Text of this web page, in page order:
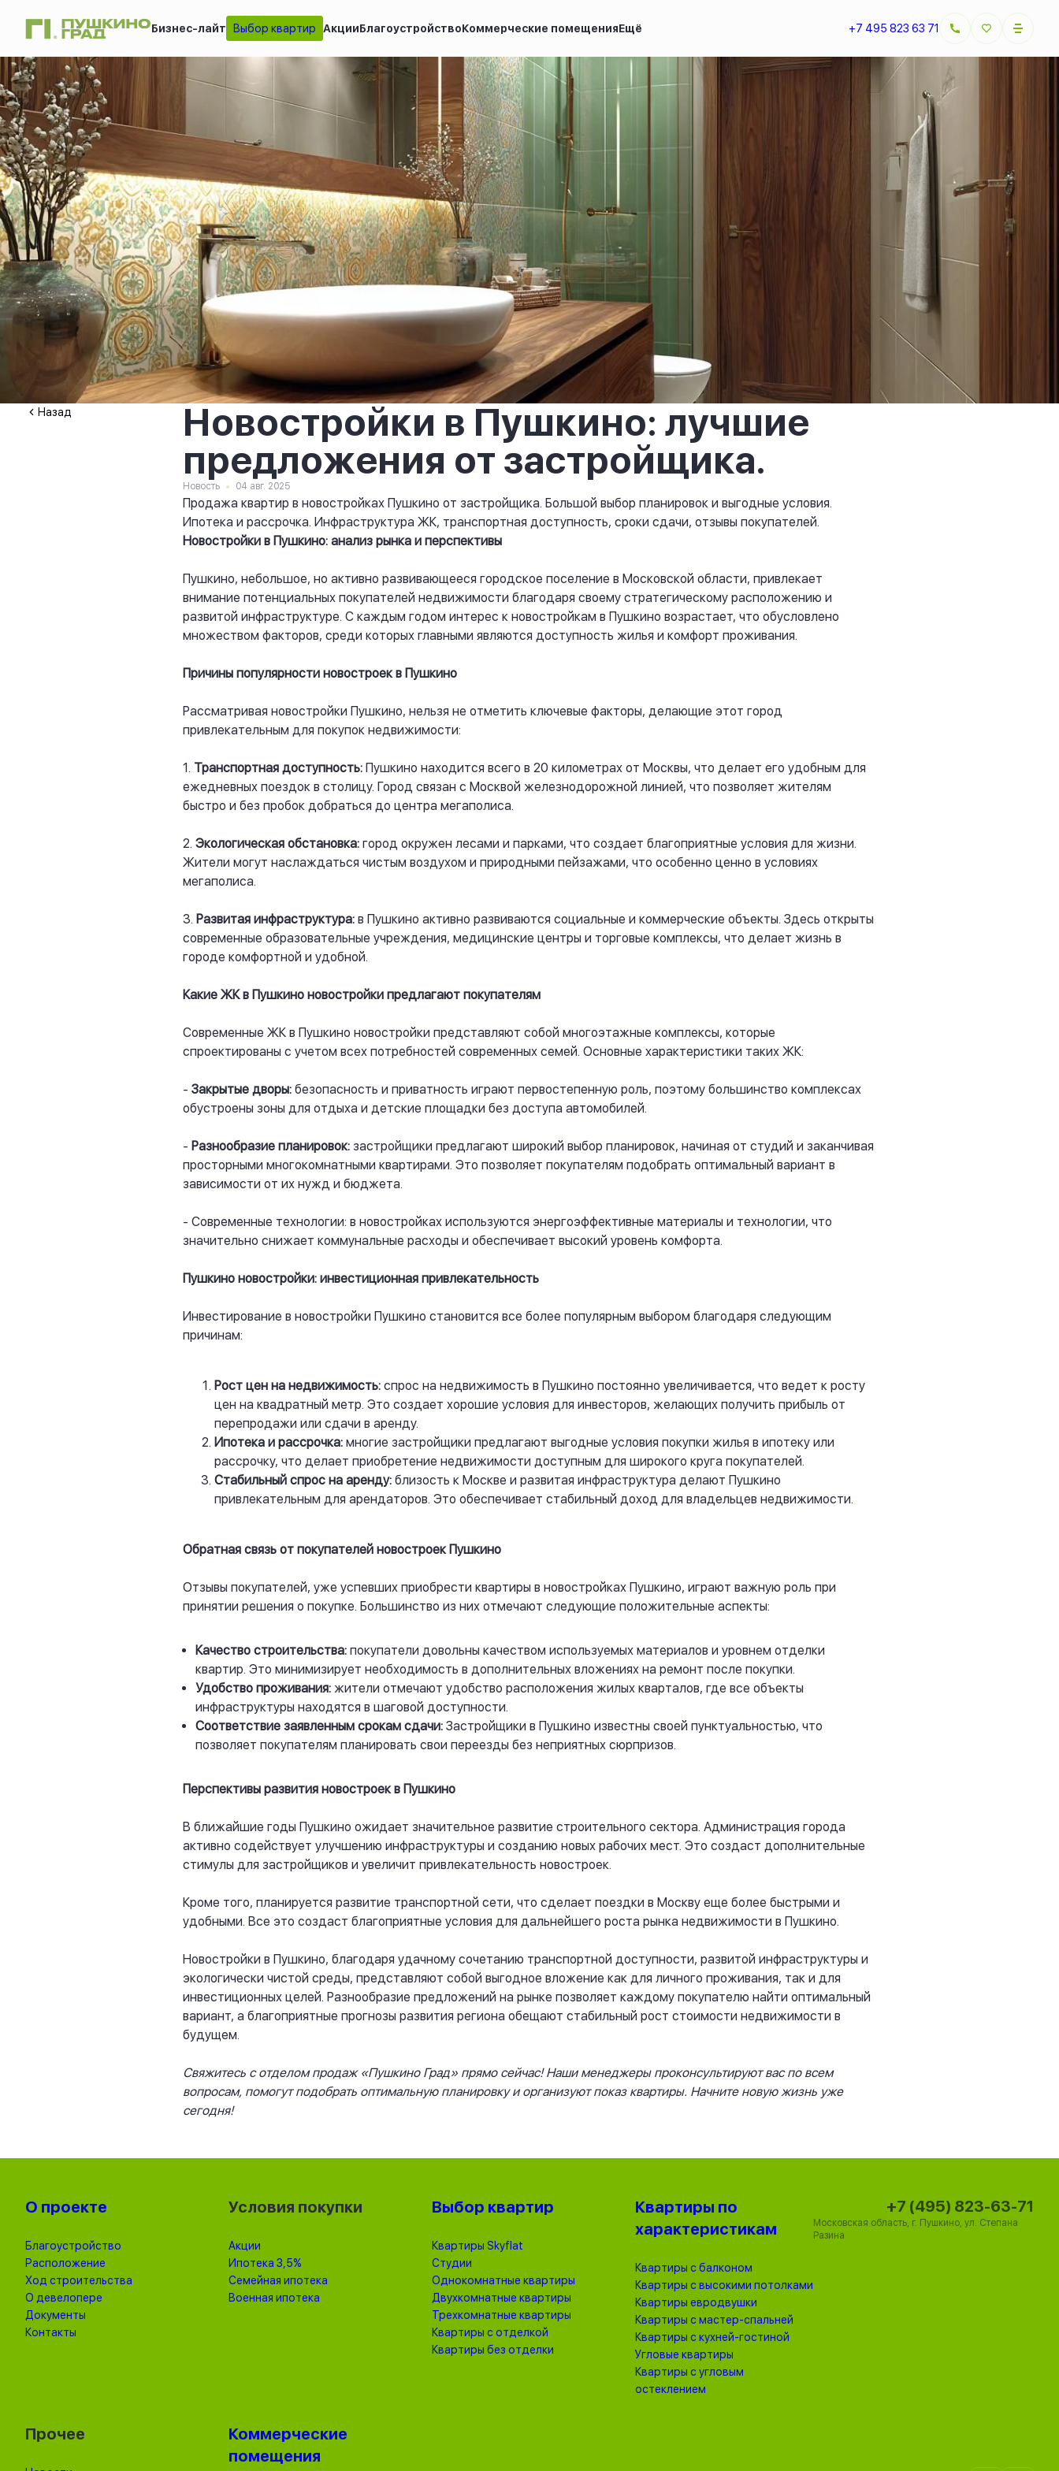
Бизнес-лайт Выбор квартир АкцииБлагоустройствоКоммерческие помещенияЕщё +7 495 823 63 71
Назад
Новостройки в Пушкино: лучшие
предложения от застройщика.
Новость 04 авг. 2025
Продажа квартир в новостройках Пушкино от застройщика. Большой выбор планировок и выгодные условия.
Ипотека и рассрочка. Инфраструктура ЖК, транспортная доступность, сроки сдачи, отзывы покупателей.
Новостройки в Пушкино: анализ рынка и перспективы
Пушкино, небольшое, но активно развивающееся городское поселение в Московской области, привлекает
внимание потенциальных покупателей недвижимости благодаря своему стратегическому расположению и
развитой инфраструктуре. С каждым годом интерес к новостройкам в Пушкино возрастает, что обусловлено
множеством факторов, среди которых главными являются доступность жилья и комфорт проживания.
Причины популярности новостроек в Пушкино
Рассматривая новостройки Пушкино, нельзя не отметить ключевые факторы, делающие этот город
привлекательным для покупок недвижимости:
1. Транспортная доступность: Пушкино находится всего в 20 километрах от Москвы, что делает его удобным для
ежедневных поездок в столицу. Город связан с Москвой железнодорожной линией, что позволяет жителям
быстро и без пробок добраться до центра мегаполиса.
2. Экологическая обстановка: город окружен лесами и парками, что создает благоприятные условия для жизни.
Жители могут наслаждаться чистым воздухом и природными пейзажами, что особенно ценно в условиях
мегаполиса.
3. Развитая инфраструктура: в Пушкино активно развиваются социальные и коммерческие объекты. Здесь открыты
современные образовательные учреждения, медицинские центры и торговые комплексы, что делает жизнь в
городе комфортной и удобной.
Какие ЖК в Пушкино новостройки предлагают покупателям
Современные ЖК в Пушкино новостройки представляют собой многоэтажные комплексы, которые
спроектированы с учетом всех потребностей современных семей. Основные характеристики таких ЖК:
- Закрытые дворы: безопасность и приватность играют первостепенную роль, поэтому большинство комплексах
обустроены зоны для отдыха и детские площадки без доступа автомобилей.
- Разнообразие планировок: застройщики предлагают широкий выбор планировок, начиная от студий и заканчивая
просторными многокомнатными квартирами. Это позволяет покупателям подобрать оптимальный вариант в
зависимости от их нужд и бюджета.
- Современные технологии: в новостройках используются энергоэффективные материалы и технологии, что
значительно снижает коммунальные расходы и обеспечивает высокий уровень комфорта.
Пушкино новостройки: инвестиционная привлекательность
Инвестирование в новостройки Пушкино становится все более популярным выбором благодаря следующим
причинам:
Рост цен на недвижимость: спрос на недвижимость в Пушкино постоянно увеличивается, что ведет к росту
цен на квадратный метр. Это создает хорошие условия для инвесторов, желающих получить прибыль от
перепродажи или сдачи в аренду.
Ипотека и рассрочка: многие застройщики предлагают выгодные условия покупки жилья в ипотеку или
рассрочку, что делает приобретение недвижимости доступным для широкого круга покупателей.
Стабильный спрос на аренду: близость к Москве и развитая инфраструктура делают Пушкино
привлекательным для арендаторов. Это обеспечивает стабильный доход для владельцев недвижимости.
Обратная связь от покупателей новостроек Пушкино
Отзывы покупателей, уже успевших приобрести квартиры в новостройках Пушкино, играют важную роль при
принятии решения о покупке. Большинство из них отмечают следующие положительные аспекты:
Качество строительства: покупатели довольны качеством используемых материалов и уровнем отделки
квартир. Это минимизирует необходимость в дополнительных вложениях на ремонт после покупки.
Удобство проживания: жители отмечают удобство расположения жилых кварталов, где все объекты
инфраструктуры находятся в шаговой доступности.
Соответствие заявленным срокам сдачи: Застройщики в Пушкино известны своей пунктуальностью, что
позволяет покупателям планировать свои переезды без неприятных сюрпризов.
Перспективы развития новостроек в Пушкино
В ближайшие годы Пушкино ожидает значительное развитие строительного сектора. Администрация города
активно содействует улучшению инфраструктуры и созданию новых рабочих мест. Это создаст дополнительные
стимулы для застройщиков и увеличит привлекательность новостроек.
Кроме того, планируется развитие транспортной сети, что сделает поездки в Москву еще более быстрыми и
удобными. Все это создаст благоприятные условия для дальнейшего роста рынка недвижимости в Пушкино.
Новостройки в Пушкино, благодаря удачному сочетанию транспортной доступности, развитой инфраструктуры и
экологически чистой среды, представляют собой выгодное вложение как для личного проживания, так и для
инвестиционных целей. Разнообразие предложений на рынке позволяет каждому покупателю найти оптимальный
вариант, а благоприятные прогнозы развития региона обещают стабильный рост стоимости недвижимости в
будущем.
Свяжитесь с отделом продаж «Пушкино Град» прямо сейчас! Наши менеджеры проконсультируют вас по всем
вопросам, помогут подобрать оптимальную планировку и организуют показ квартиры. Начните новую жизнь уже
сегодня!
О проекте
Благоустройство
Расположение
Ход строительства
О девелопере
Документы
Контакты
Условия покупки
Акции
Ипотека 3,5%
Семейная ипотека
Военная ипотека
Выбор квартир
Квартиры Skyflat
Студии
Однокомнатные квартиры
Двухкомнатные квартиры
Трехкомнатные квартиры
Квартиры с отделкой
Квартиры без отделки
Квартиры по
характеристикам
Квартиры с балконом
Квартиры с высокими потолками
Квартиры евродвушки
Квартиры с мастер-спальней
Квартиры с кухней-гостиной
Угловые квартиры
Квартиры с угловым
остеклением
Прочее
Коммерческие
помещения
+7 (495) 823-63-71
Московская область, г. Пушкино, ул. Степана
Разина